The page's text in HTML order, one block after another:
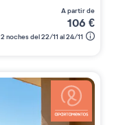
a partir de
106 €
2 noches del 22/11 al 24/11